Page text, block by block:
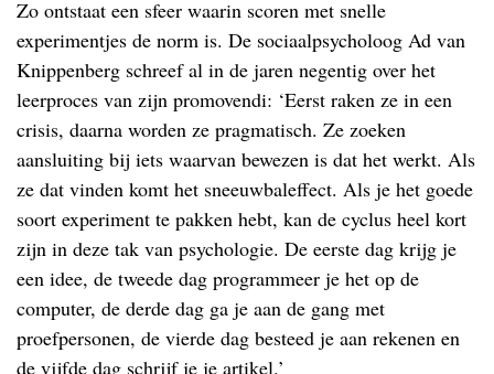
Zo ontstaat een sfeer waarin scoren met snelle
experimentjes de norm is. De sociaalpsycholoog Ad van
Knippenberg schreef al in de jaren negentig over het
leerproces van zijn promovendi: ‘Eerst raken ze in een
crisis, daarna worden ze pragmatisch. Ze zoeken
aansluiting bij iets waarvan bewezen is dat het werkt. Als
ze dat vinden komt het sneeuwbaleffect. Als je het goede
soort experiment te pakken hebt, kan de cyclus heel kort
zijn in deze tak van psychologie. De eerste dag krijg je
een idee, de tweede dag programmeer je het op de
computer, de derde dag ga je aan de gang met
proefpersonen, de vierde dag besteed je aan rekenen en
de vijfde dag schrijf je je artikel.’